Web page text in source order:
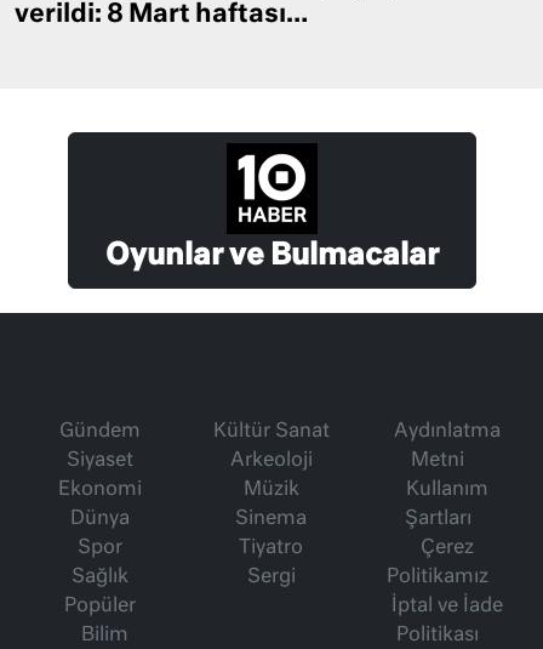
verildi: 8 Mart haftası…
Oyunlar ve Bulmacalar
Gündem
Siyaset
Ekonomi
Dünya
Spor
Sağlık
Popüler
Bilim
Kültür Sanat
Arkeoloji
Müzik
Sinema
Tiyatro
Sergi
Aydınlatma
Metni
Kullanım
Şartları
Çerez
Politikamız
İptal ve İade
Politikası